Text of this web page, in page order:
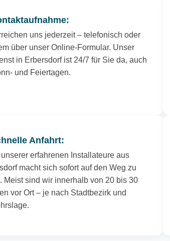
uns jederzeit – telefonisch oder
über unser Online-Formular. Unser
in Erbersdorf ist 24/7 für Sie da, auch
und Feiertagen.
Anfahrt:
erfahrenen Installateure aus
macht sich sofort auf den Weg zu
Meist sind wir innerhalb von 20 bis 30
vor Ort – je nach Stadtbezirk und